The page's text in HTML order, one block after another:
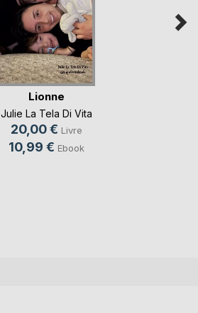
Lionne
Julie La Tela Di Vita
20,00 € Livre
10,99 € Ebook